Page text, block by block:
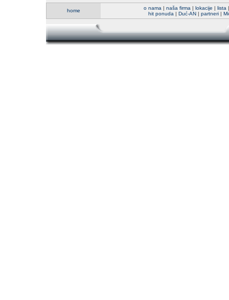
home o nama | naša firma | lokacije | lista
hit ponuda | Duć-AN| partneri|